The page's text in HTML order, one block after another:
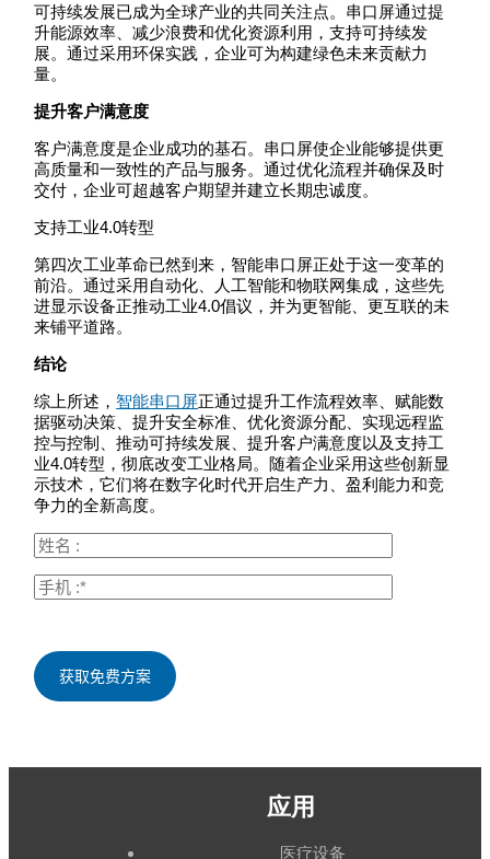
可持续发展已成为全球产业的共同关注点。串口屏通过提
升能源效率、减少浪费和优化资源利用，支持可持续发
展。通过采用环保实践，企业可为构建绿色未来贡献力
量。
提升客户满意度
客户满意度是企业成功的基石。串口屏使企业能够提供更
高质量和一致性的产品与服务。通过优化流程并确保及时
交付，企业可超越客户期望并建立长期忠诚度。
支持工业4.0转型
第四次工业革命已然到来，智能串口屏正处于这一变革的
前沿。通过采用自动化、人工智能和物联网集成，这些先
进显示设备正推动工业4.0倡议，并为更智能、更互联的未
来铺平道路。
结论
综上所述， 智能串口屏正通过提升工作流程效率、赋能数
据驱动决策、提升安全标准、优化资源分配、实现远程监
控与控制、推动可持续发展、提升客户满意度以及支持工
业4.0转型，彻底改变工业格局。随着企业采用这些创新显
示技术，它们将在数字化时代开启生产力、盈利能力和竞
争力的全新高度。
应用
医疗设备